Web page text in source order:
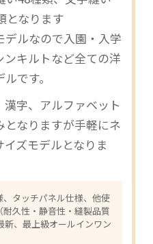
となります
デルなので入園・入学
キルトなど全ての洋
ルです。
字、アルファベット
なりますが手軽にネ
ズモデルとなりま
タッチパネル仕様、他使
久性・静音性・縫製品質
新、最上級オールインワン